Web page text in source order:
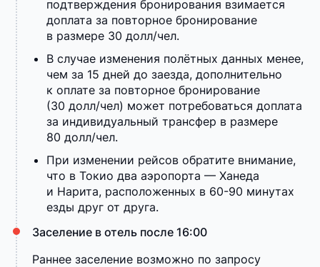
подтверждения бронирования взимается
доплата за повторное бронирование
в размере 30 долл/чел.
В случае изменения полётных данных менее,
чем за 15 дней до заезда, дополнительно
к оплате за повторное бронирование
(30 долл/чел) может потребоваться доплата
за индивидуальный трансфер в размере
80 долл/чел.
При изменении рейсов обратите внимание,
что в Токио два аэропорта — Ханеда
и Нарита, расположенных в 60-90 минутах
езды друг от друга.
Заселение в отель после 16:00
Раннее заселение возможно по запросу